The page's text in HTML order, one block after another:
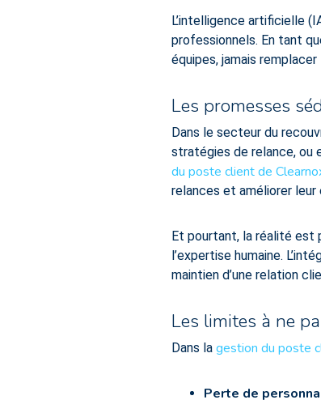
L’intelligence artificielle
professionnels. En tant
équipes, jamais remplacer
Les promesses
Dans le secteur du
stratégies de relance, ou
du poste client de
relances et améliorer
Et pourtant, la réalité est
l’expertise humaine.
maintien d’une relation
Les limites à ne
Dans la gestion du poste
Perte de